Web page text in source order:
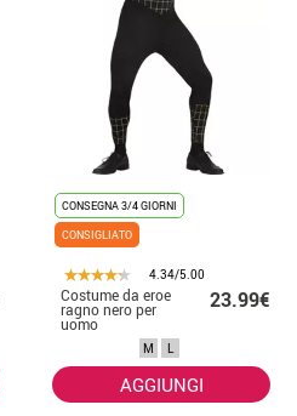
CONSEGNA 3/4 GIORNI
CONSIGLIATO
4.34/5.00
Costume da eroe
ragno nero per
uomo
23.99€
M L
AGGIUNGI